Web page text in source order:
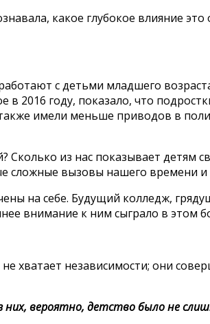
какое глубокое влияние это
с детьми младшего
в 2016 году, показало, что
имели меньше приводов в
Сколько из нас показывает детям
сложные вызовы нашего времени и
на себе. Будущий колледж,
внимание к ним сыграло в этом
хватает независимости; они
них, вероятно, детство было не